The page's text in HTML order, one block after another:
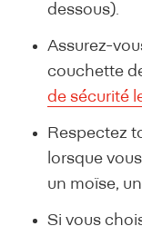
dessous).
Assurez-
couchette
de sécurité
Respectez
lorsque
un moïse,
Si vous